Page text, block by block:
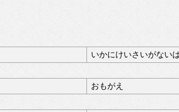
いかにけいさいがない
おもがえ